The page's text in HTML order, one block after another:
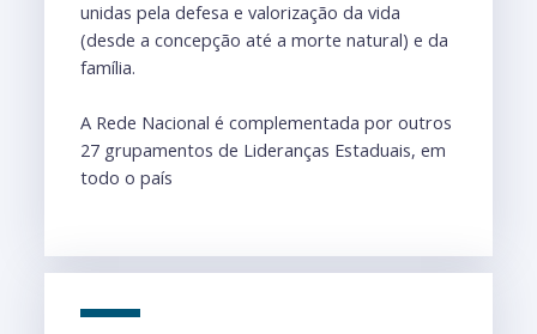
unidas pela defesa e valorização da vida
(desde a concepção até a morte natural) e da
família.
A Rede Nacional é complementada por outros
27 grupamentos de Lideranças Estaduais, em
todo o país